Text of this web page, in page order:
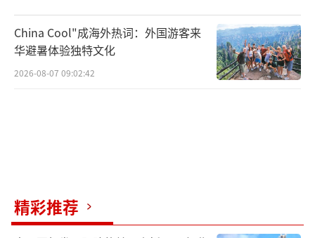
China Cool"成海外热词：外国游客来
华避暑体验独特文化
2026-08-07 09:02:42
精彩推荐